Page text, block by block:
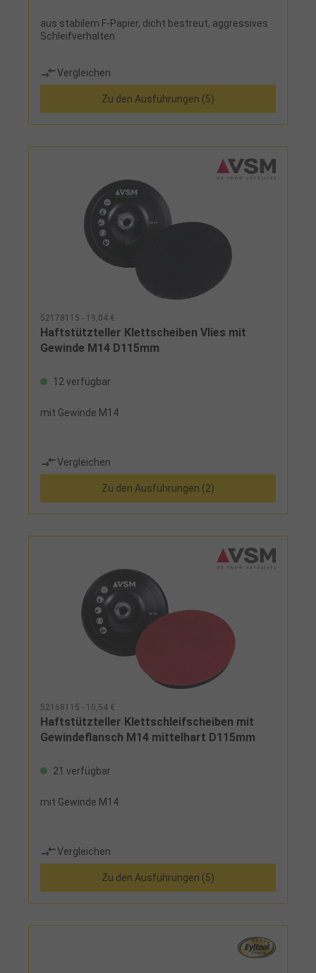
aus stabilem F-Papier, dicht bestreut, aggressives
Schleifverhalten
Vergleichen
Zu den Ausführungen (5)
52178115 - 19,04 €
Haftstützteller Klettscheiben Vlies mit
Gewinde M14 D115mm
12 verfügbar
mit Gewinde M14
Vergleichen
Zu den Ausführungen (2)
52168115 - 10,54 €
Haftstützteller Klettschleifscheiben mit
Gewindeflansch M14 mittelhart D115mm
21 verfügbar
mit Gewinde M14
Vergleichen
Zu den Ausführungen (5)